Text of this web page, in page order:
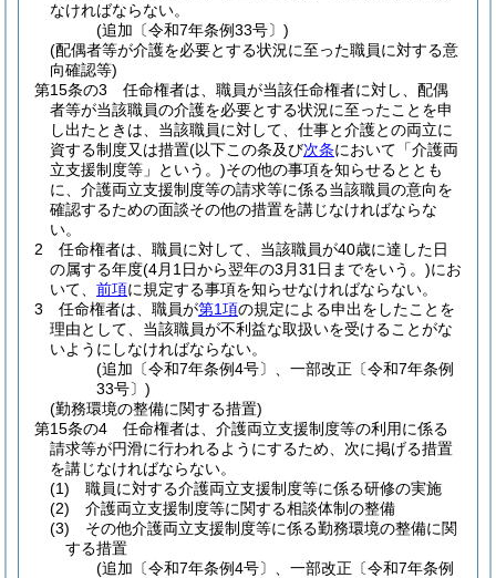
なければならない。
(追加〔令和7年条例33号〕)
(配偶者等が介護を必要とする状況に至った職員に対する意
向確認等)
第15条の3
任命権者は、職員が当該任命権者に対し、配偶
者等が当該職員の介護を必要とする状況に至ったことを申
し出たときは、当該職員に対して、仕事と介護との両立に
資する制度又は措置(以下この条及び次条において「介護両
立支援制度等」という。)その他の事項を知らせるととも
に、介護両立支援制度等の請求等に係る当該職員の意向を
確認するための面談その他の措置を講じなければならな
い。
2
任命権者は、職員に対して、当該職員が40歳に達した日
の属する年度(4月1日から翌年の3月31日までをいう。)にお
いて、 前項に規定する事項を知らせなければならない。
3
任命権者は、職員が第1項の規定による申出をしたことを
理由として、当該職員が不利益な取扱いを受けることがな
いようにしなければならない。
(追加〔令和7年条例4号〕、一部改正〔令和7年条例
33号〕)
(勤務環境の整備に関する措置)
第15条の4
任命権者は、介護両立支援制度等の利用に係る
請求等が円滑に行われるようにするため、次に掲げる措置
を講じなければならない。
(1)
職員に対する介護両立支援制度等に係る研修の実施
(2)
介護両立支援制度等に関する相談体制の整備
(3)
その他介護両立支援制度等に係る勤務環境の整備に関
する措置
(追加〔令和7年条例4号〕、一部改正〔令和7年条例